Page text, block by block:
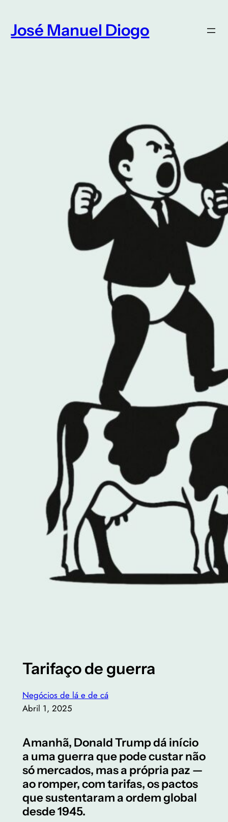
para
José Manuel Diogo
Tarifaço de guerra
Negócios de lá e de cá
Abril 1, 2025
Amanhã, Donald Trump dá início
a uma guerra que pode custar não
só mercados, mas a própria paz —
ao romper, com tarifas, os pactos
que sustentaram a ordem global
desde 1945.